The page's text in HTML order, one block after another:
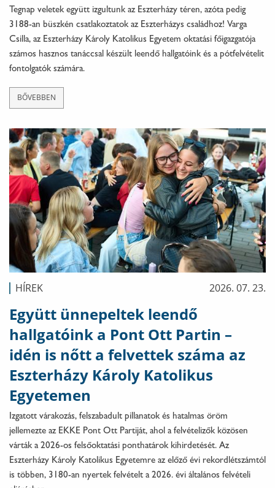
Tegnap veletek együtt izgultunk az Eszterházy téren, azóta pedig
3188-an büszkén csatlakoztatok az Eszterházys családhoz! Varga
Csilla, az Eszterházy Károly Katolikus Egyetem oktatási főigazgatója
számos hasznos tanáccsal készült leendő hallgatóink és a pótfelvételit
fontolgatók számára.
BŐVEBBEN
HÍREK 2026. 07. 23.
Együtt ünnepeltek leendő
hallgatóink a Pont Ott Partin –
idén is nőtt a felvettek száma az
Eszterházy Károly Katolikus
Egyetemen
Izgatott várakozás, felszabadult pillanatok és hatalmas öröm
jellemezte az EKKE Pont Ott Partiját, ahol a felvételizők közösen
várták a 2026-os felsőoktatási ponthatárok kihirdetését. Az
Eszterházy Károly Katolikus Egyetemre az előző évi rekordlétszámtól
is többen, 3180-an nyertek felvételt a 2026. évi általános felvételi